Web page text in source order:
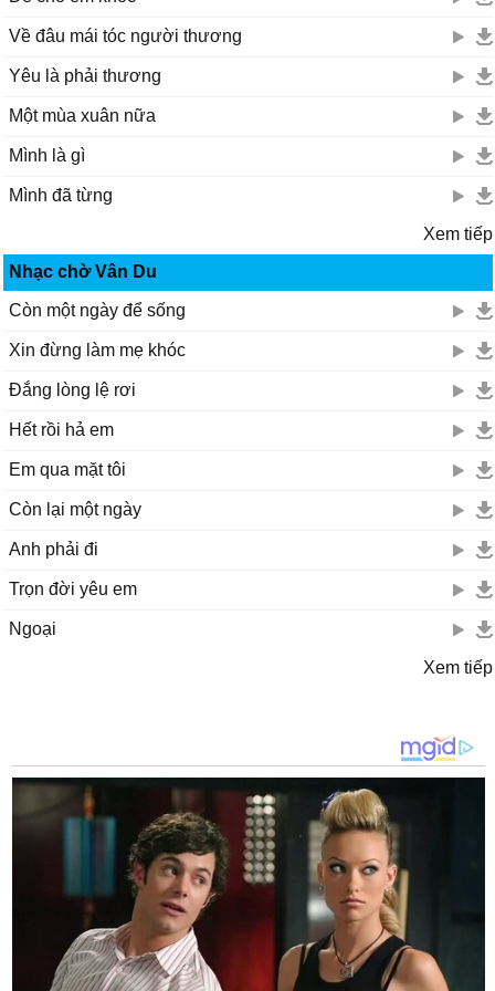
Về đâu mái tóc người thương
Yêu là phải thương
Một mùa xuân nữa
Mình là gì
Mình đã từng
Xem tiếp
Nhạc chờ Vân Du
Còn một ngày để sống
Xin đừng làm mẹ khóc
Đắng lòng lệ rơi
Hết rồi hả em
Em qua mặt tôi
Còn lại một ngày
Anh phải đi
Trọn đời yêu em
Ngoại
Xem tiếp